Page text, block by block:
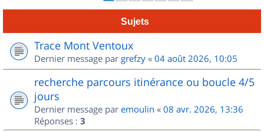
Sujets
Trace Mont Ventoux
Dernier message par grefzy « 04 août 2026, 10:05
recherche parcours itinérance ou boucle 4/5
jours
Dernier message par emoulin « 08 avr. 2026, 13:36
Réponses : 3